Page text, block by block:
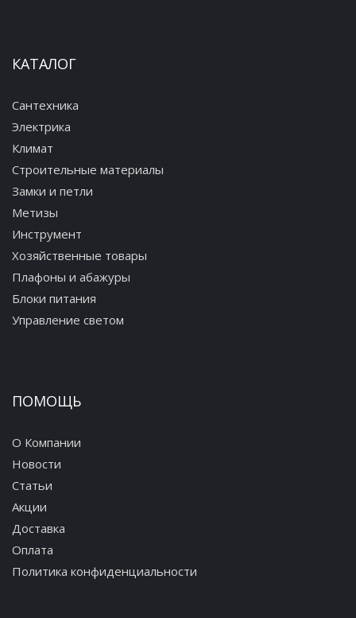
КАТАЛОГ
Сантехника
Электрика
Климат
Строительные материалы
Замки и петли
Метизы
Инструмент
Хозяйственные товары
Плафоны и абажуры
Блоки питания
Управление светом
ПОМОЩЬ
О Компании
Новости
Статьи
Акции
Доставка
Оплата
Политика конфиденциальности